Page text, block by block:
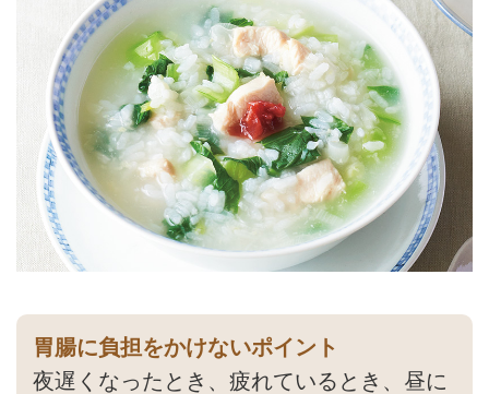
胃腸に負担をかけないポイント
夜遅くなったとき、疲れているとき、昼に